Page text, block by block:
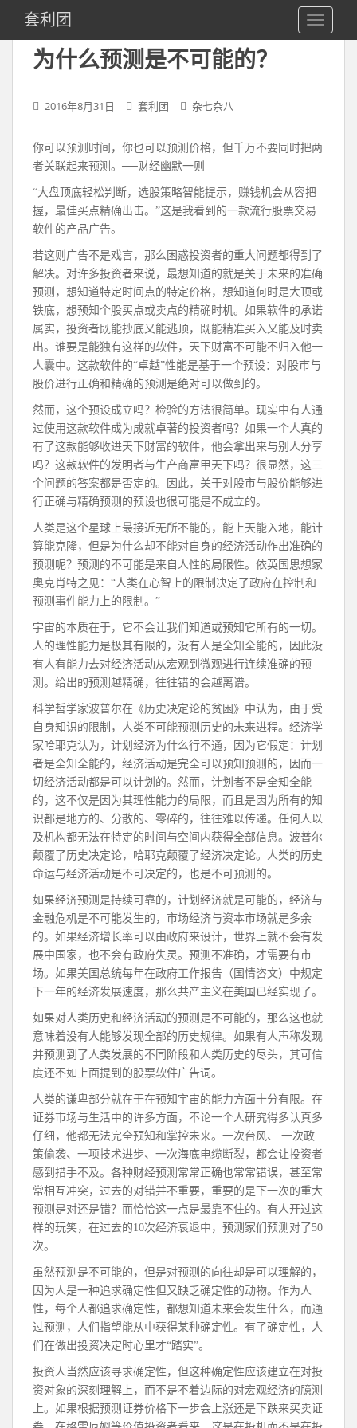
i
套利团
为什么预测是不可能的？
2016年8月31日 套利团 杂七杂八
你可以预测时间，你也可以预测价格，但千万不要同时把两
者关联起来预测。──财经幽默一则
“大盘顶底轻松判断，选股策略智能提示，赚钱机会从容把
握，最佳买点精确出击。”这是我看到的一款流行股票交易
软件的产品广告。
若这则广告不是戏言，那么困惑投资者的重大问题都得到了
解决。对许多投资者来说，最想知道的就是关于未来的准确
预测，想知道特定时间点的特定价格，想知道何时是大顶或
铁底，想预知个股买点或卖点的精确时机。如果软件的承诺
属实，投资者既能抄底又能逃顶，既能精准买入又能及时卖
出。谁要是能独有这样的软件，天下财富不可能不归入他一
人囊中。这款软件的“卓越”性能是基于一个预设：对股市与
股价进行正确和精确的预测是绝对可以做到的。
然而，这个预设成立吗？检验的方法很简单。现实中有人通
过使用这款软件成为成就卓著的投资者吗？如果一个人真的
有了这款能够收进天下财富的软件，他会拿出来与别人分享
吗？这款软件的发明者与生产商富甲天下吗？很显然，这三
个问题的答案都是否定的。因此，关于对股市与股价能够进
行正确与精确预测的预设也很可能是不成立的。
人类是这个星球上最接近无所不能的，能上天能入地，能计
算能克隆，但是为什么却不能对自身的经济活动作出准确的
预测呢？预测的不可能是来自人性的局限性。依英国思想家
奥克肖特之见：“人类在心智上的限制决定了政府在控制和
预测事件能力上的限制。”
宇宙的本质在于，它不会让我们知道或预知它所有的一切。
人的理性能力是极其有限的，没有人是全知全能的，因此没
有人有能力去对经济活动从宏观到微观进行连续准确的预
测。给出的预测越精确，往往错的会越离谱。
科学哲学家波普尔在《历史决定论的贫困》中认为，由于受
自身知识的限制，人类不可能预测历史的未来进程。经济学
家哈耶克认为，计划经济为什么行不通，因为它假定：计划
者是全知全能的，经济活动是完全可以预知预测的，因而一
切经济活动都是可以计划的。然而，计划者不是全知全能
的，这不仅是因为其理性能力的局限，而且是因为所有的知
识都是地方的、分散的、零碎的，往往难以传递。任何人以
及机构都无法在特定的时间与空间内获得全部信息。波普尔
颠覆了历史决定论，哈耶克颠覆了经济决定论。人类的历史
命运与经济活动是不可决定的，也是不可预测的。
如果经济预测是持续可靠的，计划经济就是可能的，经济与
金融危机是不可能发生的，市场经济与资本市场就是多余
的。如果经济增长率可以由政府来设计，世界上就不会有发
展中国家，也不会有政府失灵。预测不准确，才需要有市
场。如果美国总统每年在政府工作报告（国情咨文）中规定
下一年的经济发展速度，那么共产主义在美国已经实现了。
如果对人类历史和经济活动的预测是不可能的，那么这也就
意味着没有人能够发现全部的历史规律。如果有人声称发现
并预测到了人类发展的不同阶段和人类历史的尽头，其可信
度还不如上面提到的股票软件广告词。
人类的谦卑部分就在于在预知宇宙的能力方面十分有限。在
证券市场与生活中的许多方面，不论一个人研究得多认真多
仔细，他都无法完全预知和掌控未来。一次台风、 一次政
策偷袭、一项技术进步、一次海底电缆断裂，都会让投资者
感到措手不及。各种财经预测常常正确也常常错误，甚至常
常相互冲突，过去的对错并不重要，重要的是下一次的重大
预测是对还是错？而恰恰这一点是最靠不住的。有人开过这
样的玩笑，在过去的10次经济衰退中，预测家们预测对了50
次。
虽然预测是不可能的，但是对预测的向往却是可以理解的，
因为人是一种追求确定性但又缺乏确定性的动物。作为人
性，每个人都追求确定性，都想知道未来会发生什么，而通
过预测，人们指望能从中获得某种确定性。有了确定性，人
们在做出投资决定时心里才“踏实”。
投资人当然应该寻求确定性，但这种确定性应该建立在对投
资对象的深刻理解上，而不是不着边际的对宏观经济的臆测
上。如果根据预测证券价格下一步会上涨还是下跌来买卖证